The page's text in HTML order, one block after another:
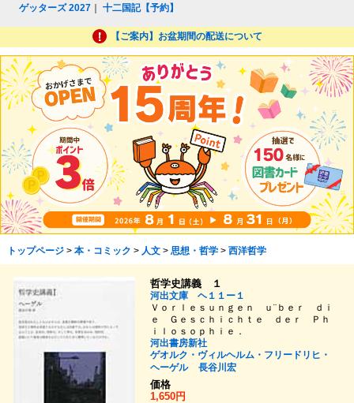
ゲッターズ 2027 ｜十二国記【予約】
【ご案内】お盆期間の配送について
トップページ> 本・コミック > 人文> 思想・哲学> 西洋哲学
哲学史講義 １
河出文庫 ヘ１１ー１
Ｖｏｒｌｅｓｕｎｇｅｎ ｕ¨ｂｅｒ ｄｉ
ｅ Ｇｅｓｃｈｉｃｈｔｅ ｄｅｒ Ｐｈ
ｉｌｏｓｏｐｈｉｅ．
河出書房新社
ゲオルク・ヴィルヘルム・フリードリヒ・
ヘーゲル
長谷川宏
価格
1,650円